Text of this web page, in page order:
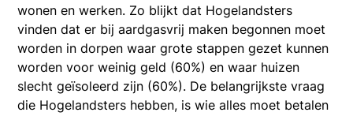
wonen en werken. Zo blijkt dat Hogelandsters
vinden dat er bij aardgasvrij maken begonnen moet
worden in dorpen waar grote stappen gezet kunnen
worden voor weinig geld (60%) en waar huizen
slecht geïsoleerd zijn (60%). De belangrijkste vraag
die Hogelandsters hebben, is wie alles moet betalen